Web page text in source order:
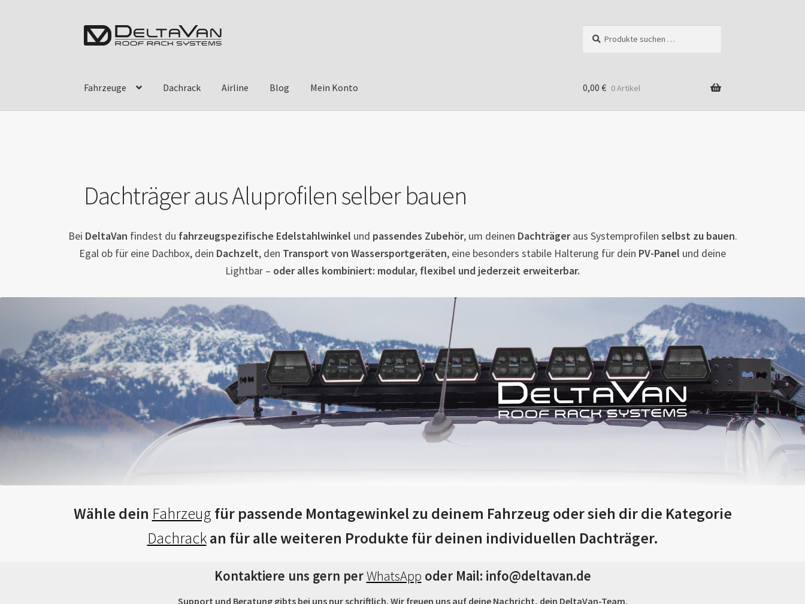
Zur
Navigation
Zum
Inhalt
nach:
Fahrzeuge Dachrack Airline Blog Mein Konto 0,00 € 0 Artikel
Dachträger aus Aluprofilen selber bauen
Bei DeltaVan findest du fahrzeugspezifische Edelstahlwinkel und passendes Zubehör, um deinen Dachträgeraus Systemprofilen selbst zu bauen.
Egal ob für eine Dachbox, dein Dachzelt, den Transport von Wassersportgeräten, eine besonders stabile Halterung für dein PV-Panel und deine
Lightbar – oder alles kombiniert: modular, flexibel und jederzeit erweiterbar.
Wähle dein Fahrzeug für passende Montagewinkel zu deinem Fahrzeug oder sieh dir die Kategorie
Dachrackan für alle weiteren Produkte für deinen individuellen Dachträger.
Kontaktiere uns gern perWhatsApp oder Mail: info@deltavan.de
Support und Beratung gibts bei uns nur schriftlich. Wir freuen uns auf deine Nachricht, dein DeltaVan-Team.